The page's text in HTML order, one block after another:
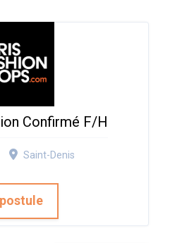
Confirmé F/H
Saint-Denis